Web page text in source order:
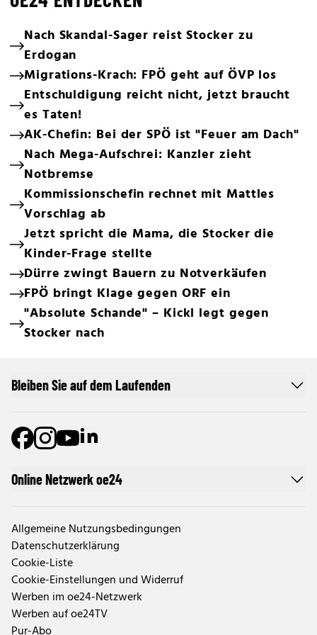
Nach Skandal-Sager reist Stocker zu
Erdogan
Migrations-Krach: FPÖ geht auf ÖVP los
Entschuldigung reicht nicht, jetzt braucht
es Taten!
AK-Chefin: Bei der SPÖ ist "Feuer am Dach"
Nach Mega-Aufschrei: Kanzler zieht
Notbremse
Kommissionschefin rechnet mit Mattles
Vorschlag ab
Jetzt spricht die Mama, die Stocker die
Kinder-Frage stellte
Dürre zwingt Bauern zu Notverkäufen
FPÖ bringt Klage gegen ORF ein
"Absolute Schande" – Kickl legt gegen
Stocker nach
Online Netzwerk oe24
Allgemeine Nutzungsbedingungen
Datenschutzerklärung
Cookie-Liste
Cookie-Einstellungen und Widerruf
Werben im oe24-Netzwerk
Werben auf oe24TV
Bleiben Sie auf dem Laufenden